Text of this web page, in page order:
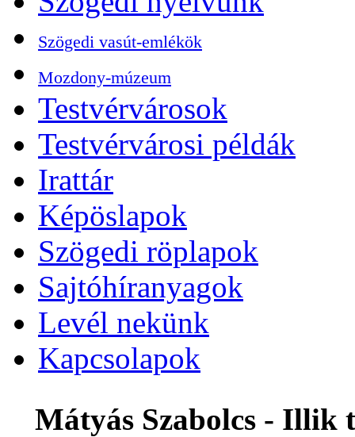
Szögedi vasút-emlékök
Mozdony-múzeum
Testvérvárosok
Testvérvárosi példák
Irattár
Képöslapok
Szögedi röplapok
Sajtóhíranyagok
Levél nekünk
Kapcsolapok
Mátyás Szabolcs - Illik